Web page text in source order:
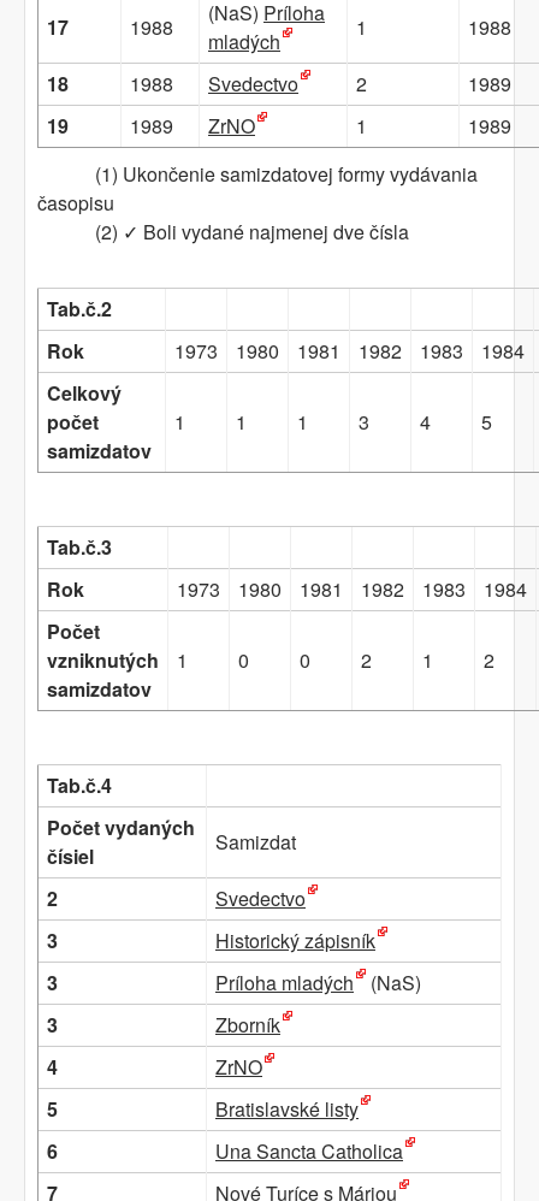
17 1988
(NaS) Príloha
mladých
1 1988
18 1988 Svedectvo 2
1989
19
1989 ZrNO 1
1989
(1) Ukončenie samizdatovej formy vydávania
časopisu
(2) ✓ Boli vydané najmenej dve čísla
Tab.č.2
Rok
1973 1980 1981 1982 1983
1984
Celkový
počet
samizdatov
1 1 1 3 4 5
Tab.č.3
Rok
1973 1980 1981 1982 1983
1984
Počet
vzniknutých
samizdatov
1 0 0 2 1 2
Tab.č.4
Počet vydaných
čísiel
Samizdat
2
Svedectvo
3
Historický zápisník
3
Príloha mladých
(NaS)
3
Zborník
4
ZrNO
5
Bratislavské listy
6
Una Sancta Catholica
7
Nové Turíce s Máriou